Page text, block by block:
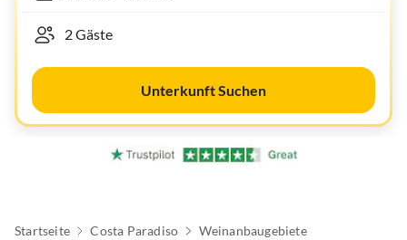
Unterkunft Suchen
Startseite Costa Paradiso Weinanbaugebiete